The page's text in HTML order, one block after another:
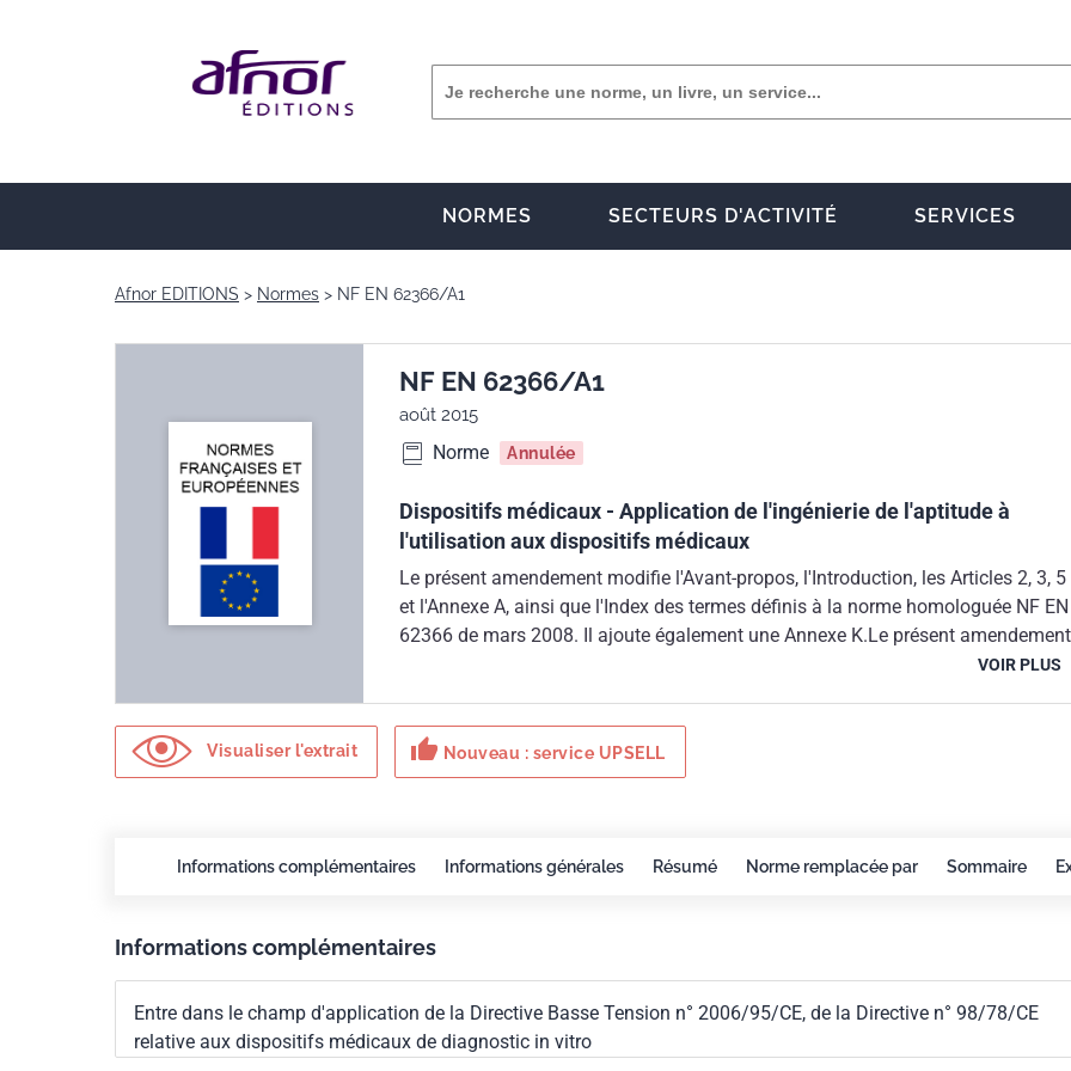
NORMES SECTEURS D'ACTIVITÉ SERVICES
Afnor EDITIONS Normes NF EN 62366/A1
NF EN 62366/A1
août 2015
Norme Annulée
Dispositifs médicaux - Application de l'ingénierie de l'aptitude à
l'utilisation aux dispositifs médicaux
Le présent amendement modifie l'Avant-propos, l'Introduction, les Articles 2, 3, 5
et l'Annexe A, ainsi que l'Index des termes définis à la norme homologuée NF EN
62366 de mars 2008. Il ajoute également une Annexe K.Le présent amendement
entre dans le champ d'application de la Directive Basse Tension n° 2006/95/CE
dispositifs médicaux et de la Directive 98/79/CE du 27/10/1998 relative aux
dispositifs médicaux de diagnostic in vitro.
VOIR PLUS
Visualiser l'extrait thumb_up Nouveau : service UPSELL
Informations complémentaires Informations générales Résumé Norme remplacée par Sommaire
Informations complémentaires
Entre dans le champ d'application de la Directive Basse Tension n° 2006/95/CE, de la Directive n° 98/78/CE
relative aux dispositifs médicaux de diagnostic in vitro